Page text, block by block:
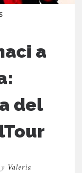
a
del
Valeria